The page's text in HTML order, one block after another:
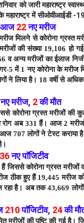
को जारी महाराष्ट्र
में सीओवीआईडी
आज22नए मरीज
मिलने से कोरोना ग्रस्त
की संख्या 19,106 हो
अन्य मरीजों का ईलाज
1 नए कोरोना के मरीज
लिया है। 18 वर्षी से
नए मरीज, 2की मौत
कोरोना ग्रस्त मरीजों
अब 331 हैं। आज 2
707 लोगों ने टेस्ट कराया
36नए पाॅजिटीव
जिससे कोरोना ग्रस्त
ठीक हुए हैं 19,445
है। अब तक 43,669
210पाॅजिटीव, 24की
मरीजों की पुष्टि की गई